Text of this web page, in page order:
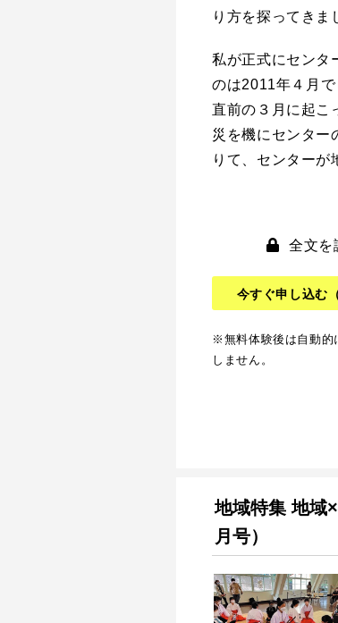
り方を探ってきま
私が正式にセンタ
のは2011年４月
直前の３月に起こ
災を機にセンター
りて、センター
全文を
今すぐ申し込む
※無料体験後は自動的
しません。
地域特集 地域
月号）